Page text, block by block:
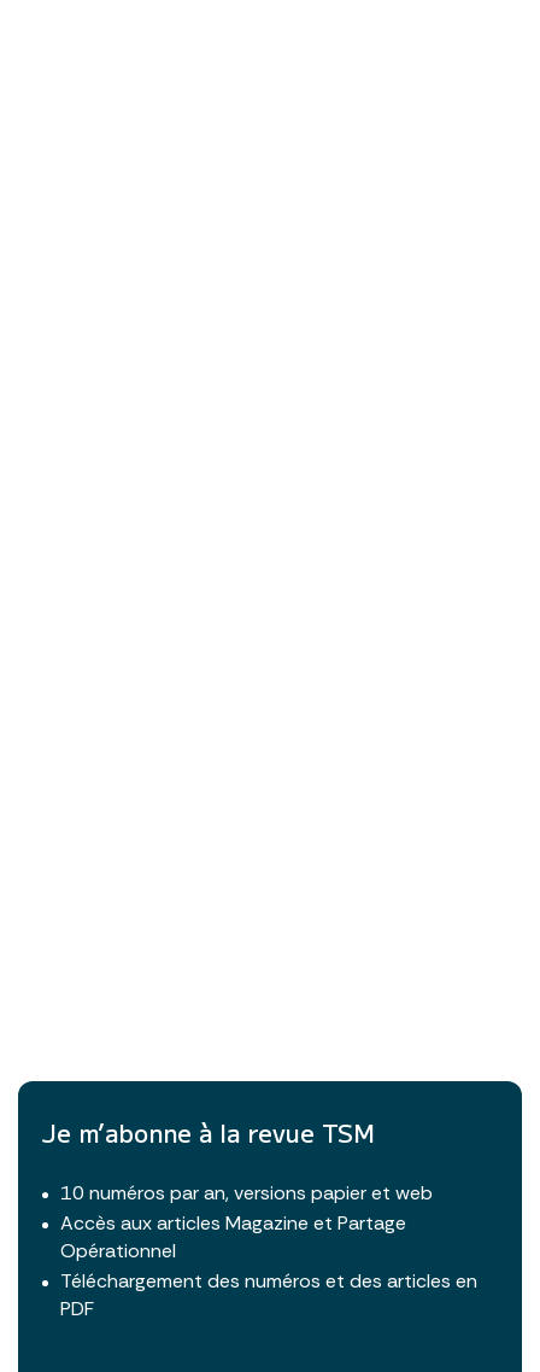
Je m’abonne à la revue TSM
10 numéros par an, versions papier et web
Accès aux articles Magazine et Partage
Opérationnel
Téléchargement des numéros et des articles en
PDF